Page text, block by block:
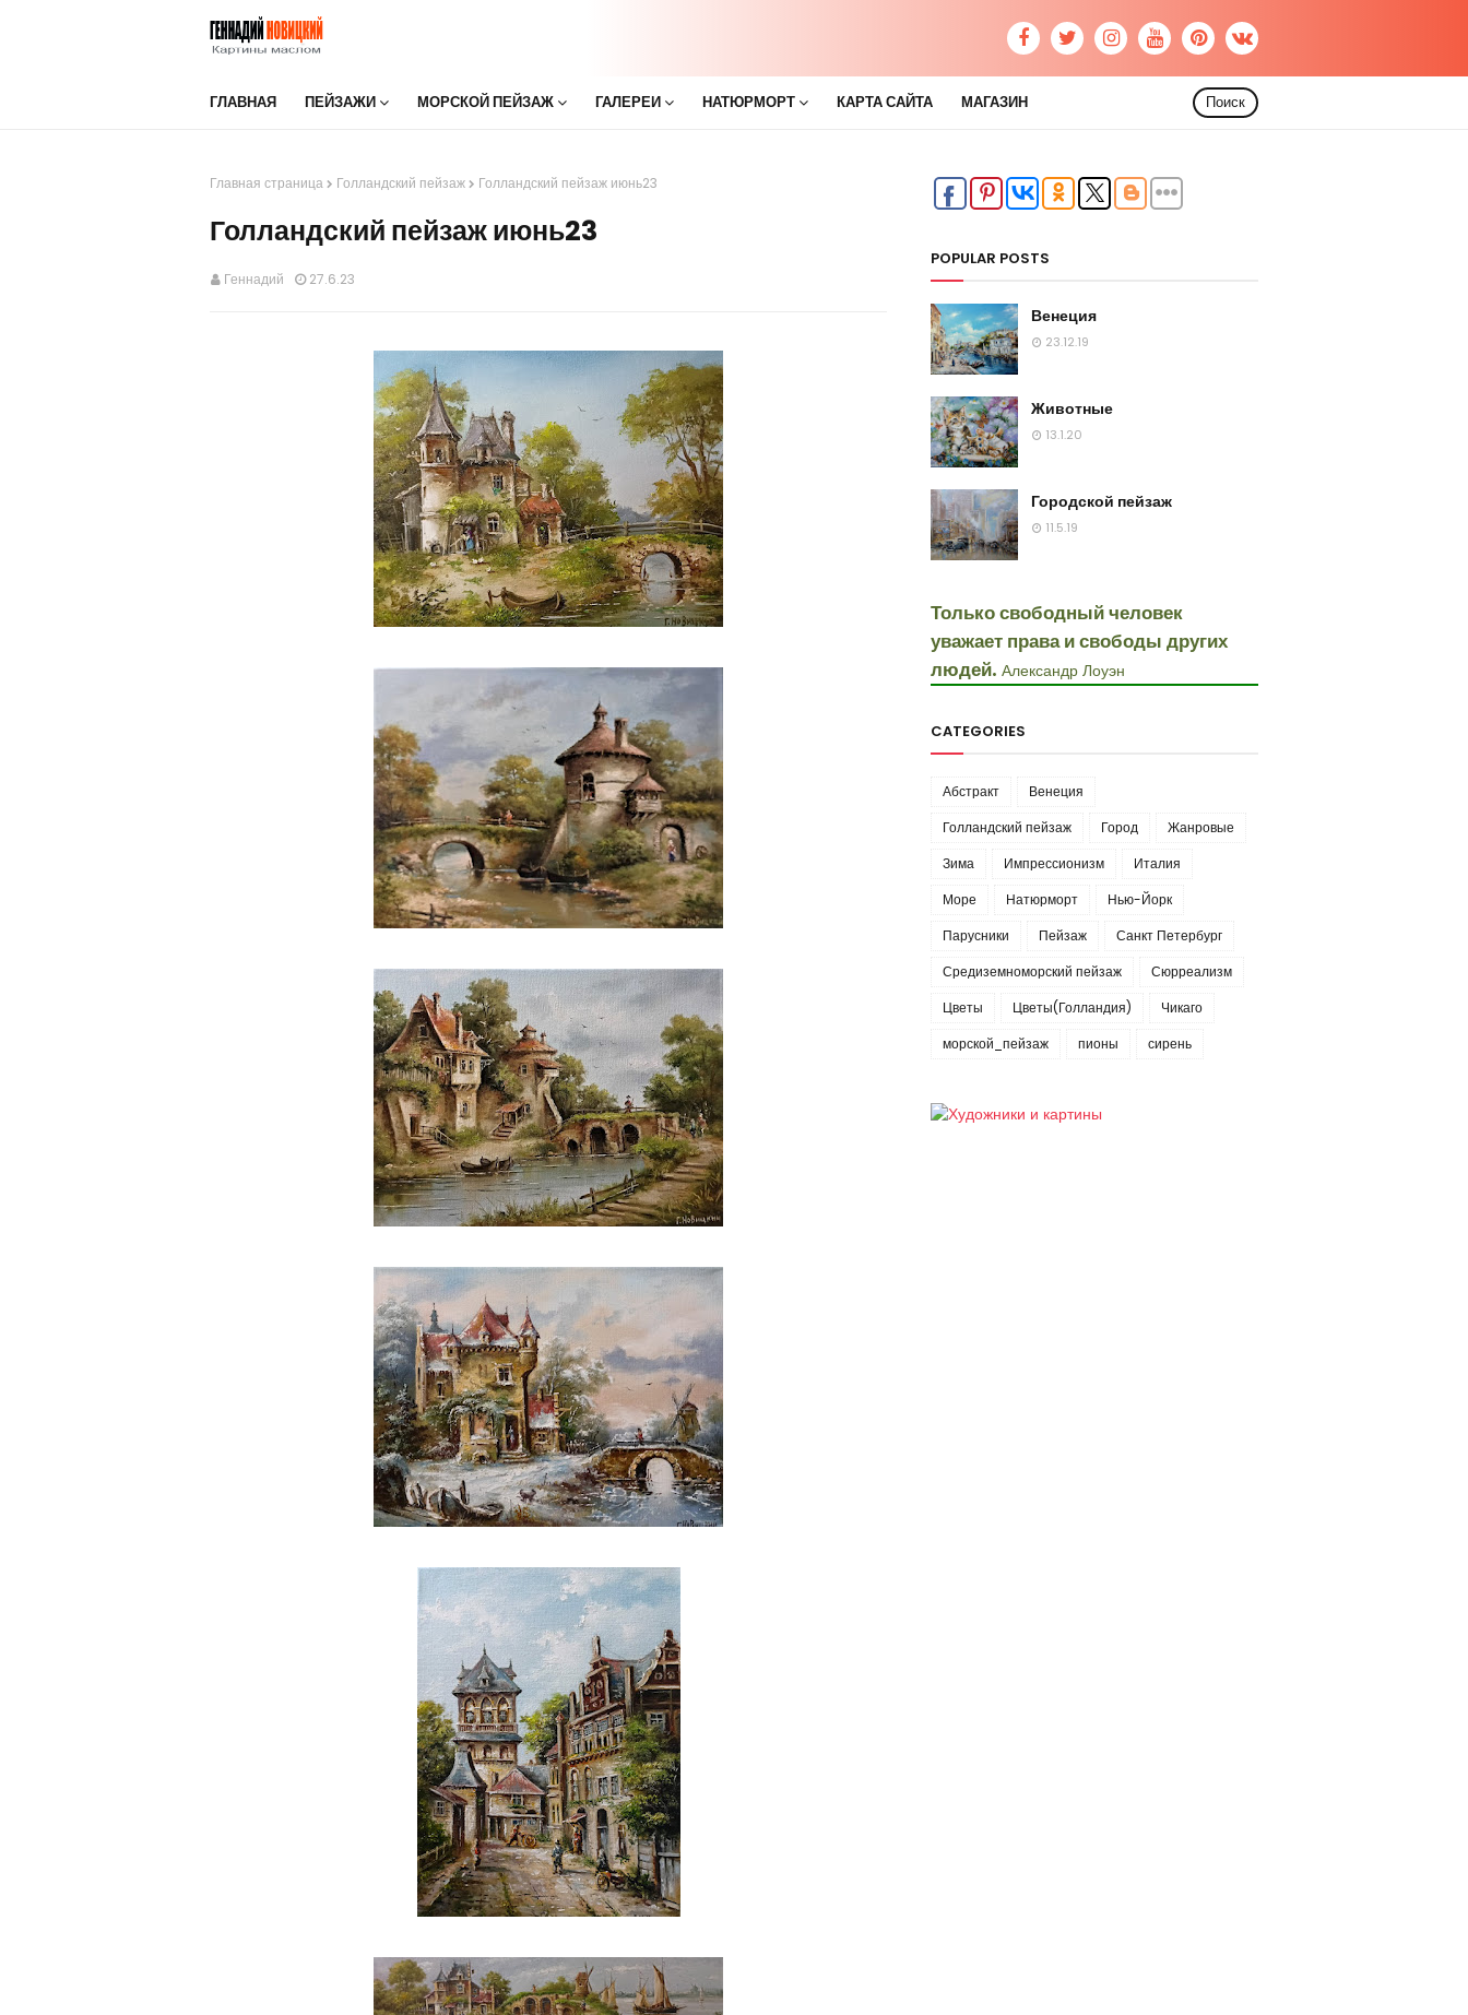
ГЛАВНАЯ ПЕЙЗАЖИ МОРСКОЙ ПЕЙЗАЖ ГАЛЕРЕИ НАТЮРМОРТ КАРТА САЙТА МАГАЗИН Поиск
Главная страница Голландский пейзаж Голландский пейзаж июнь23
Голландский пейзаж июнь23
Геннадий 27.6.23
POPULAR POSTS
Венеция
23.12.19
Животные
13.1.20
Городской пейзаж
11.5.19
Только свободный человек
уважает права и свободы других
людей. Александр Лоуэн
CATEGORIES
Абстракт
Венеция
Голландский пейзаж
Город
Жанровые
Зима
Импрессионизм
Италия
Море
Натюрморт
Нью-Йорк
Парусники
Пейзаж
Санкт Петербург
Средиземноморский пейзаж
Сюрреализм
Цветы
Цветы(Голландия)
Чикаго
морской_пейзаж
пионы сирень